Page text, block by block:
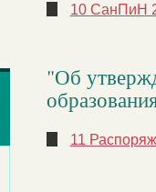
10 СанПиН
"Об
11